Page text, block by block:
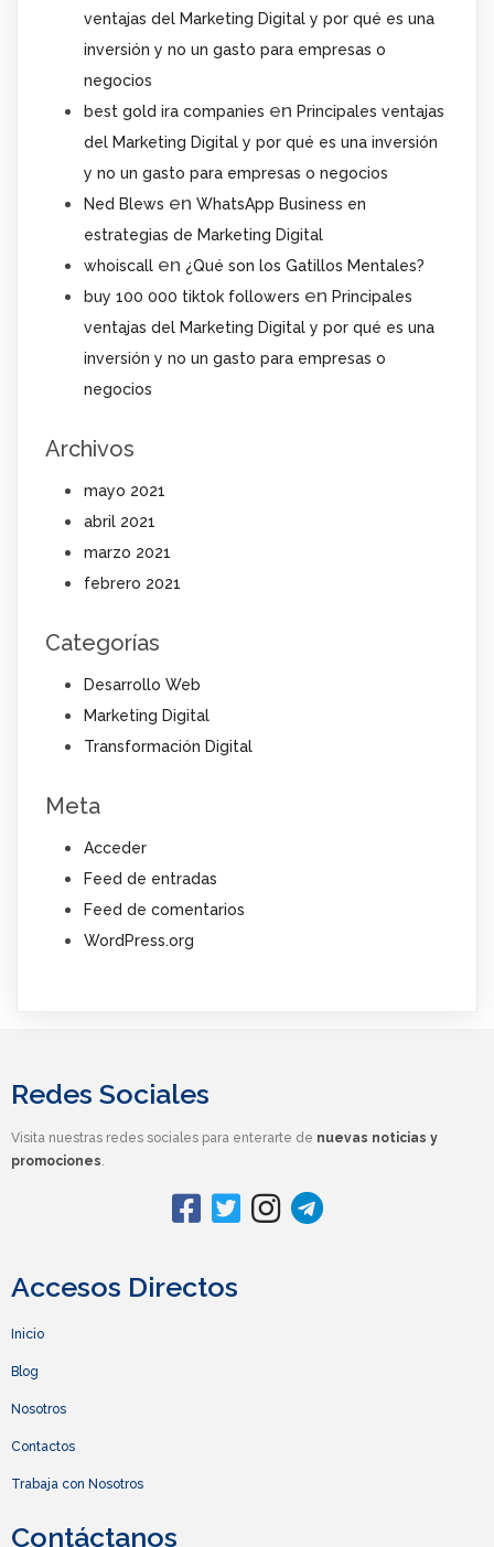
ventajas del Marketing Digital y por qué es una
inversión y no un gasto para empresas o
negocios
best gold ira companies en Principales ventajas
del Marketing Digital y por qué es una inversión
y no un gasto para empresas o negocios
Ned Blews en WhatsApp Business en
estrategias de Marketing Digital
whoiscallen ¿Qué son los Gatillos Mentales?
buy 100 000 tiktok followers en Principales
ventajas del Marketing Digital y por qué es una
inversión y no un gasto para empresas o
negocios
Archivos
mayo 2021
abril 2021
marzo 2021
febrero 2021
Categorías
Desarrollo Web
Marketing Digital
Transformación Digital
Meta
Acceder
Feed de entradas
Feed de comentarios
WordPress.org
Redes Sociales
Visita nuestras redes sociales para enterarte de nuevas noticias y
promociones
Accesos Directos
Inicio
Blog
Nosotros
Contactos
Trabaja con Nosotros
Contáctanos